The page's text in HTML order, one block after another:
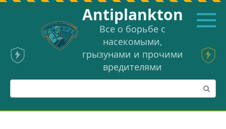
Перейти
Аntiplankton
Все о борьбе с
насекомыми,
грызунами и прочими
вредителями
Поиск: